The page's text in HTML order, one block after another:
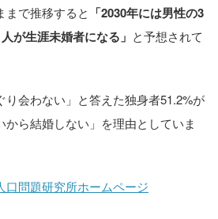
まで推移すると 「2030年には男性の3
が生涯未婚者になる」 と予想されて
り会わない」と答えた独身者51.2%が
から結婚しない」を理由としていま
口問題研究所ホームページ